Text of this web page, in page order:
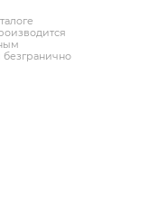
безгранично